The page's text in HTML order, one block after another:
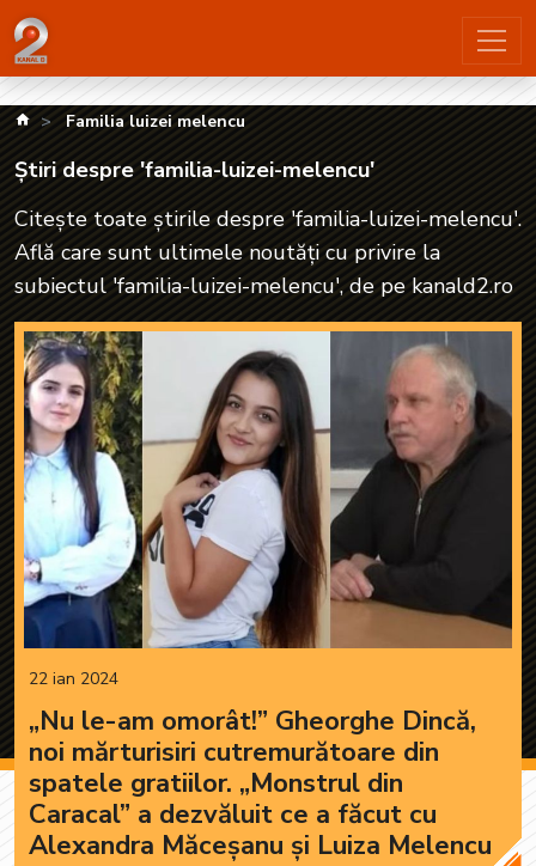
Știri despre 'familia-luizei-melencu'| kanald2.ro
kanald.ro
Familia luizei melencu
Știri despre 'familia-luizei-melencu'
Citește toate știrile despre 'familia-luizei-melencu'.
Află care sunt ultimele noutăți cu privire la
subiectul 'familia-luizei-melencu', de pe kanald2.ro
22 ian 2024
„Nu le-am omorât!” Gheorghe Dincă,
noi mărturisiri cutremurătoare din
spatele gratiilor. „Monstrul din
Caracal” a dezvăluit ce a făcut cu
Alexandra Măceșanu și Luiza Melencu